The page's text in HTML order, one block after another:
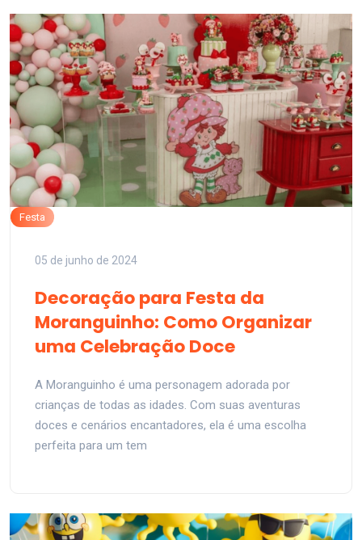
Festa
05 de junho de 2024
Decoração para Festa da
Moranguinho: Como Organizar
uma Celebração Doce
A Moranguinho é uma personagem adorada por
crianças de todas as idades. Com suas aventuras
doces e cenários encantadores, ela é uma escolha
perfeita para um tem